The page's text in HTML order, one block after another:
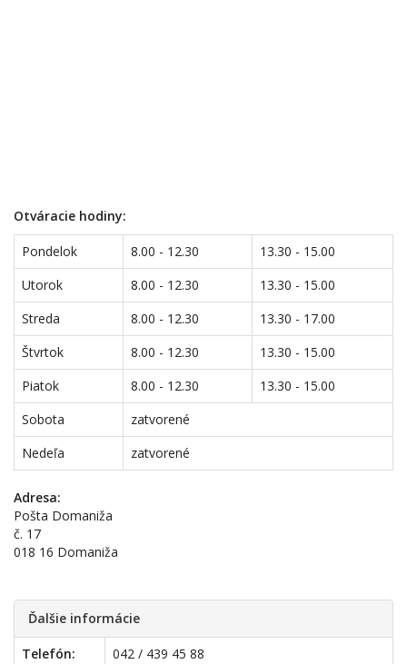
Otváracie hodiny:
Pondelok 8.00 - 12.30
13.30 - 15.00
Utorok
8.00 - 12.30
13.30 - 15.00
Streda
8.00 - 12.30
13.30 - 17.00
Štvrtok
8.00 - 12.30
13.30 - 15.00
Piatok
8.00 - 12.30
13.30 - 15.00
Sobota
zatvorené
Nedeľa
zatvorené
Adresa:
Pošta Domaniža
č. 17
018 16 Domaniža
Ďalšie informácie
Telefón:
042 / 439 45 88